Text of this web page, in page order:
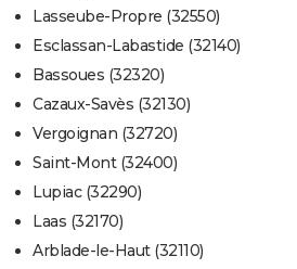
Lasseube-Propre (32550)
Esclassan-Labastide (32140)
Bassoues (32320)
Cazaux-Savès (32130)
Vergoignan (32720)
Saint-Mont (32400)
Lupiac (32290)
Laas (32170)
Arblade-le-Haut (32110)